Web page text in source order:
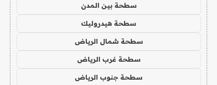
سطحة بين المدن
سطحة هيدروليك
سطحة شمال الرياض
سطحة غرب الرياض
سطحة جنوب الرياض